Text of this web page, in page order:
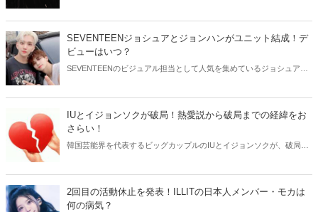
SEVENTEENジョシュアとジョンハンがユニット結成！デ
ビューはいつ？
SEVENTEENのビジュアル担当として人気を集めているジョシュアと
IUとイジョンソクが破局！熱愛説から破局までの経緯をお
さらい！
韓国芸能界を代表するビッグカップルのIUとイジョンソクが、破局を
2回目の活動休止を発表！ILLITの日本人メンバー・モカは
何の病気？